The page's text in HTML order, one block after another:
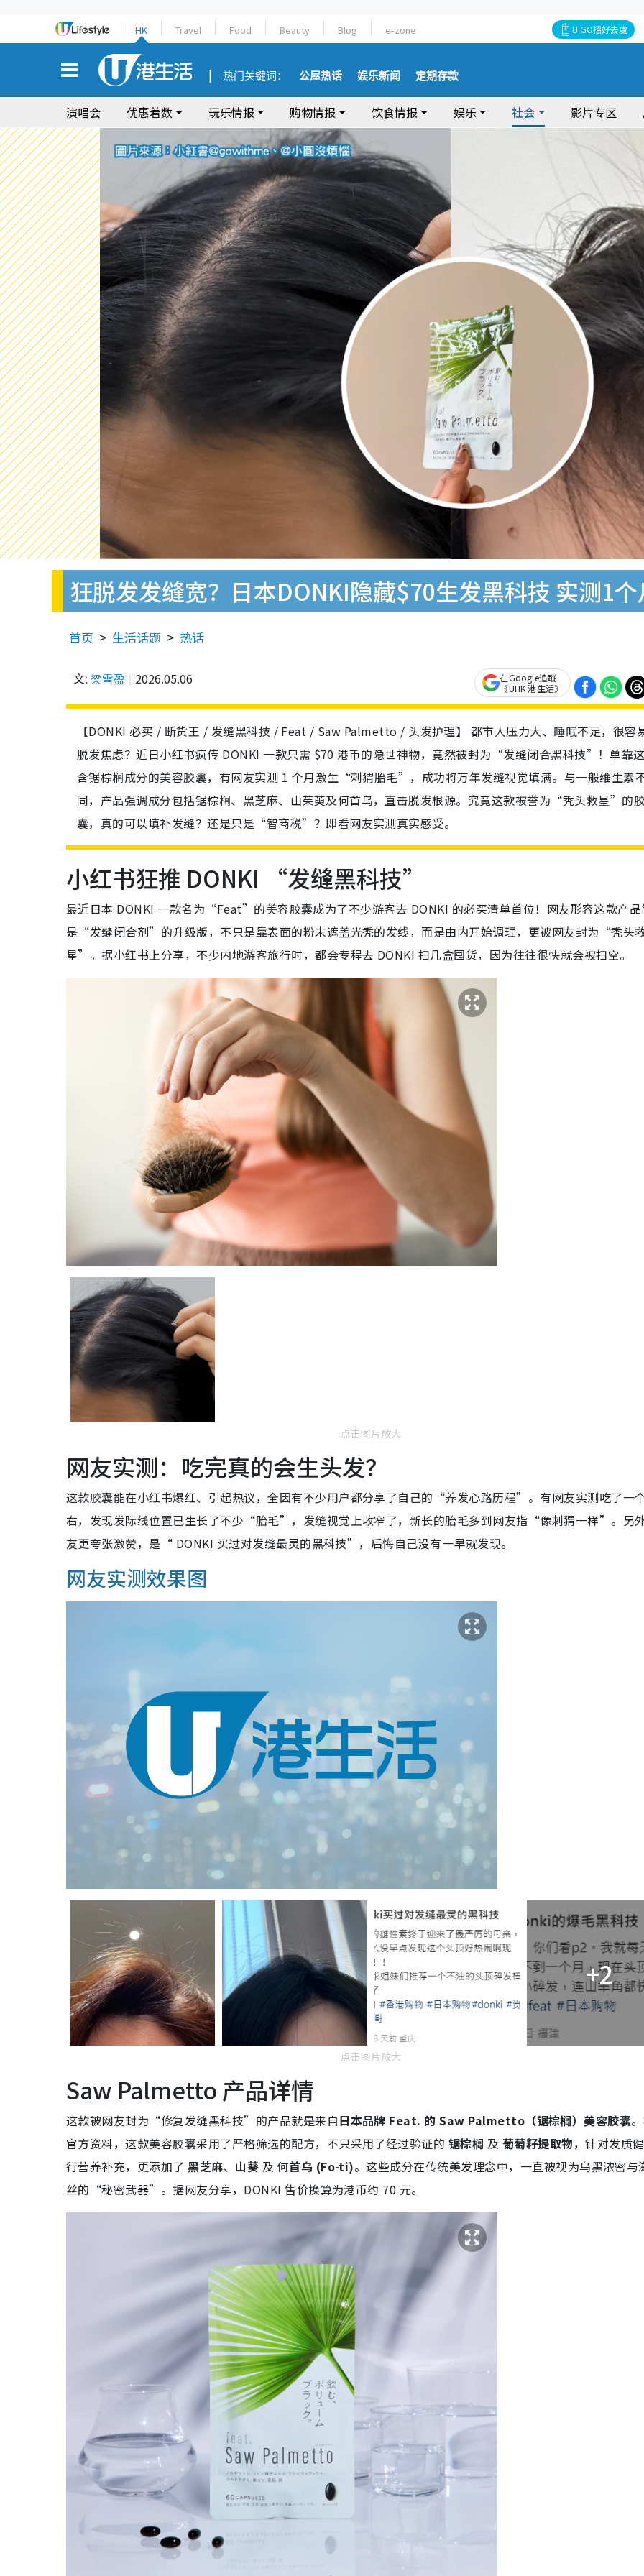
HK Travel Food Beauty Blog e-zone U GO搵好去處
热门关键词： 公屋热话 娱乐新闻 定期存款
演唱会 优惠着数 玩乐情报 购物情报 饮食情报 娱乐 社会 影片专区
狂脱发发缝宽？日本DONKI隐藏$70生发黑科技 实测1
首页 生活话题 热话
文: 梁雪盈 2026.05.06
在Google追蹤
《UHK 港生活》
【DONKI 必买 / 断货王 / 发缝黑科技 / Feat / Saw Palmetto / 头发护理】 都市人压力大、睡眠不足，很容
脱发焦虑？近日小红书疯传 DONKI 一款只需 $70 港币的隐世神物，竟然被封为“发缝闭合黑科技”！单靠
含锯棕榈成分的美容胶囊，有网友实测 1 个月激生“刺猬胎毛”，成功将万年发缝视觉填满。与一般维生素
同，产品强调成分包括锯棕榈、黑芝麻、山茱萸及何首乌，直击脱发根源。究竟这款被誉为“秃头救星”的
囊，真的可以填补发缝？还是只是“智商税”？即看网友实测真实感受。
小红书狂推 DONKI “发缝黑科技”
最近日本 DONKI 一款名为“Feat”的美容胶囊成为了不少游客去 DONKI 的必买清单首位！网友形容这款产
是“发缝闭合剂”的升级版，不只是靠表面的粉末遮盖光秃的发线，而是由内开始调理，更被网友封为“秃头
星”。据小红书上分享，不少内地游客旅行时，都会专程去 DONKI 扫几盒囤货，因为往往很快就会被扫空。
点击图片放大
网友实测：吃完真的会生头发？
这款胶囊能在小红书爆红、引起热议，全因有不少用户都分享了自己的“养发心路历程”。有网友实测吃了一
右，发现发际线位置已生长了不少“胎毛”，发缝视觉上收窄了，新长的胎毛多到网友指“像刺猬一样”。另
友更夸张激赞，是“ DONKI 买过对发缝最灵的黑科技”，后悔自己没有一早就发现。
网友实测效果图
+2
点击图片放大
Saw Palmetto 产品详情
这款被网友封为“修复发缝黑科技”的产品就是来自日本品牌 Feat. 的 Saw Palmetto（锯棕榈）美容胶囊
官方资料，这款美容胶囊采用了严格筛选的配方，不只采用了经过验证的 锯棕榈 及 葡萄籽提取物，针对发质
行营养补充，更添加了黑芝麻、 山葵 及 何首乌 (Fo-ti)。这些成分在传统美发理念中，一直被视为乌黑浓密与
丝的“秘密武器”。据网友分享，DONKI 售价换算为港币约 70 元。